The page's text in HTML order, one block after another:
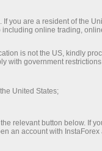
you are a resident of the
online trading,
is not the US, kindly
with government
United States;
relevant button below. If
an account with InstaForex